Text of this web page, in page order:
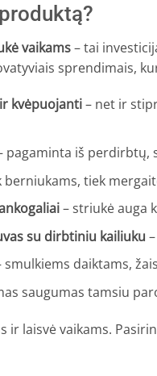
vaikams– tai
sprendimais,
kvėpuojanti– net ir
pagaminta iš perdirbtų,
tiek
– striukė auga
su dirbtiniu kailiuku
smulkiems daiktams,
saugumas tamsiu
ir laisvė vaikams.